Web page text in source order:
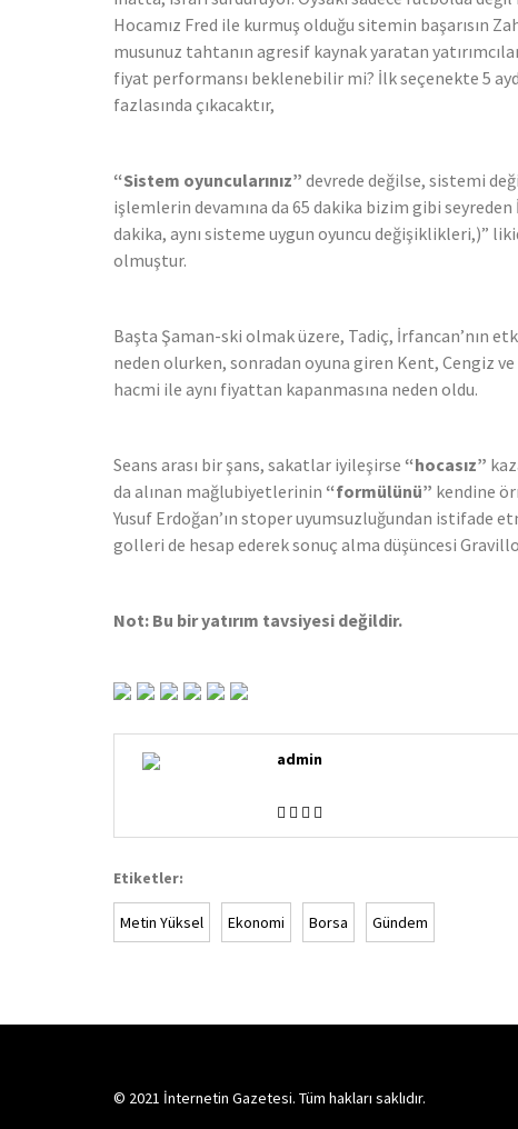
Hocamız Fred ile kurmuş olduğu sitemin başarısın
musunuz tahtanın agresif kaynak yaratan
fiyat performansı beklenebilir mi? İlk seçenekte 5
fazlasında çıkacaktır,
“Sistem oyuncularınız” devrede değilse, sistemi
işlemlerin devamına da 65 dakika bizim gibi
dakika, aynı sisteme uygun oyuncu değişiklikleri,)”
olmuştur.
Başta Şaman-ski olmak üzere, Tadiç, İrfancan’nın
neden olurken, sonradan oyuna giren Kent, Cengiz
hacmi ile aynı fiyattan kapanmasına neden oldu.
Seans arası bir şans, sakatlar iyileşirse “hocasız”
da alınan mağlubiyetlerinin “formülünü” kendine
Yusuf Erdoğan’ın stoper uyumsuzluğundan istifade
golleri de hesap ederek sonuç alma düşüncesi
Not: Bu bir yatırım tavsiyesi değildir.
admin
Etiketler:
Metin Yüksel Ekonomi Borsa Gündem
© 2021 İnternetin Gazetesi. Tüm hakları saklıdır.